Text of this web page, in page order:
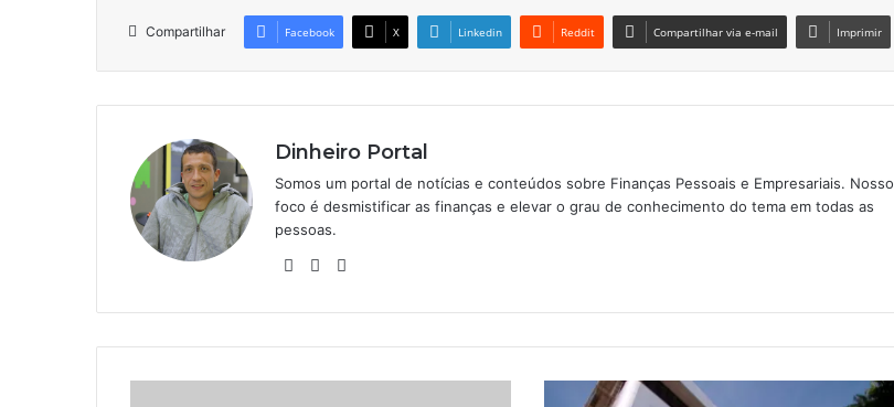
Compartilhar Facebook X Linkedin Reddit Compartilhar via e-mail Imprimir
Dinheiro Portal
Somos um portal de notícias e conteúdos sobre Finanças Pessoais e Empresariais. Nosso
foco é desmistificar as finanças e elevar o grau de conhecimento do tema em todas as
pessoas.
WebsiteLinkedin